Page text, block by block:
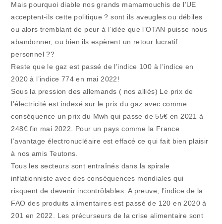
Mais pourquoi diable nos grands mamamouchis de l’UE
acceptent-ils cette politique ? sont ils aveugles ou débiles
ou alors tremblant de peur à l’idée que l’OTAN puisse nous
abandonner, ou bien ils espèrent un retour lucratif
personnel ??
Reste que le gaz est passé de l’indice 100 à l’indice en
2020 à l’indice 774 en mai 2022!
Sous la pression des allemands ( nos alliés) Le prix de
l’électricité est indexé sur le prix du gaz avec comme
conséquence un prix du Mwh qui passe de 55€ en 2021 à
248€ fin mai 2022. Pour un pays comme la France
l’avantage électronucléaire est effacé ce qui fait bien plaisir
à nos amis Teutons.
Tous les secteurs sont entraînés dans la spirale
inflationniste avec des conséquences mondiales qui
risquent de devenir incontrôlables. A preuve, l’indice de la
FAO des produits alimentaires est passé de 120 en 2020 à
201 en 2022. Les précurseurs de la crise alimentaire sont